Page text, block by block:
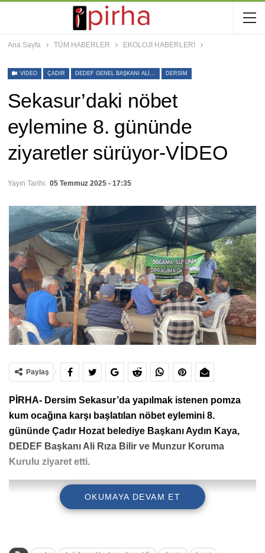
Ana Sayfa TÜM HABERLER EKOLOJİ HABERLERİ
VIDEO ÇADIR DEDEF GENEL BAŞKANI ALI RIZA BILIR DERSIM
Sekasur’daki nöbet
eylemine 8. gününde
ziyaretler sürüyor-VİDEO
Yayın Tarihi: 05 Temmuz 2025 - 17:35
Paylaş
PİRHA- Dersim Sekasur’da yapılmak istenen pomza
kum ocağına karşı başlatılan nöbet eylemini 8.
gününde Çadır Hozat belediye Başkanı Aydın Kaya,
DEDEF Başkanı Ali Rıza Bilir ve Munzur Koruma
Kurulu ziyaret etti.
OKUMAYA DEVAM ET